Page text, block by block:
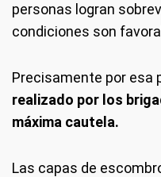
personas logran
condiciones son
Precisamente por esa
realizado por los
máxima cautela.
Las capas de